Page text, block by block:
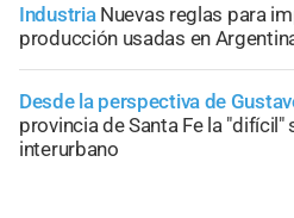
Industria Nuevas reglas para
producción usadas en
Desde la perspectiva de
provincia de Santa Fe la
interurbano